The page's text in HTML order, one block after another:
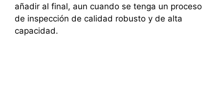
añadir al final, aun cuando se tenga un proceso
de inspección de calidad robusto y de alta
capacidad.